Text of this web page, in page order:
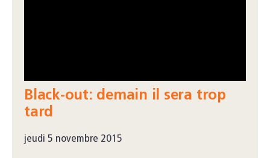
Black-out: demain il sera trop
tard
jeudi 5 novembre 2015